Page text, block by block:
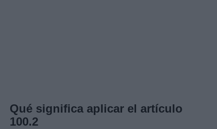
Qué significa aplicar el artículo
100.2